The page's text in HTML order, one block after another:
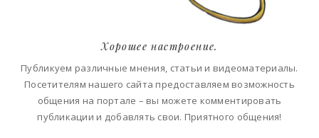
Хорошее настроение.
Публикуем различные мнения, статьи и видеоматериалы.
Посетителям нашего сайта предоставляем возможность
общения на портале – вы можете комментировать
публикации и добавлять свои. Приятного общения!